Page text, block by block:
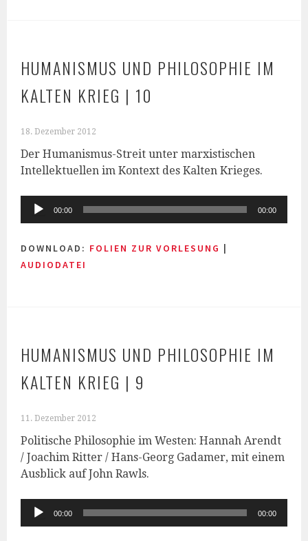
HUMANISMUS UND PHILOSOPHIE IM
KALTEN KRIEG | 10
18. Dezember 2012
Der Humanismus-Streit unter marxistischen
Intellektuellen im Kontext des Kalten Krieges.
Audio-
00:00 00:00
DOWNLOAD: FOLIEN ZUR VORLESUNG |
AUDIODATEI
HUMANISMUS UND PHILOSOPHIE IM
KALTEN KRIEG | 9
11. Dezember 2012
Politische Philosophie im Westen: Hannah Arendt
/ Joachim Ritter / Hans-Georg Gadamer, mit einem
Ausblick auf John Rawls.
Audio-
00:00 00:00